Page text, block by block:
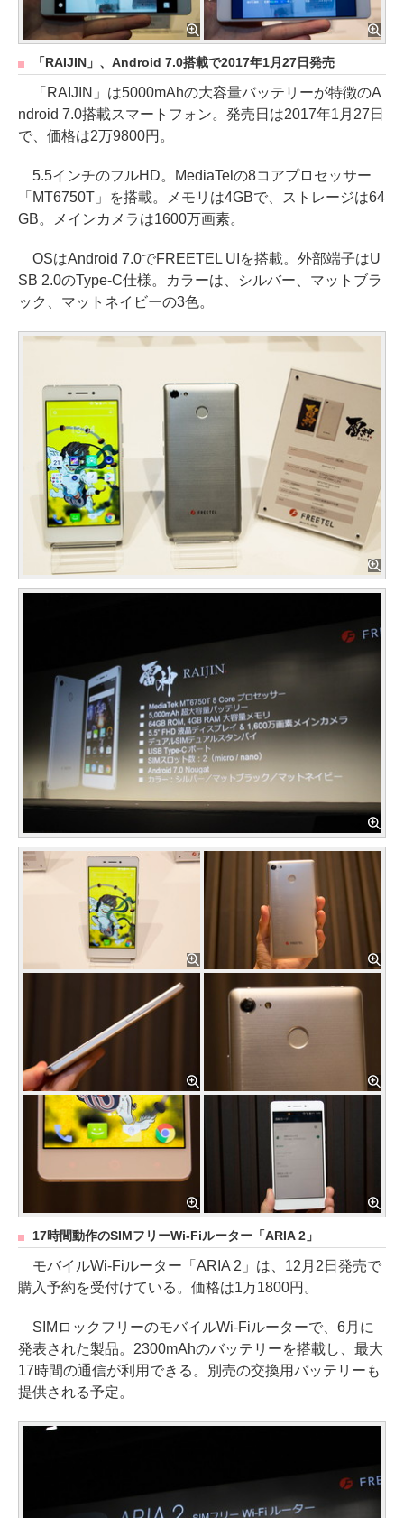
「RAIJIN」、Android 7.0搭載で2017年1月27日発売
「RAIJIN」は5000mAhの大容量バッテリーが特徴のA
ndroid 7.0搭載スマートフォン。発売日は2017年1月27日
で、価格は2万9800円。
5.5インチのフルHD。MediaTelの8コアプロセッサー
「MT6750T」を搭載。メモリは4GBで、ストレージは64
GB。メインカメラは1600万画素。
OSはAndroid 7.0でFREETEL UIを搭載。外部端子はU
SB 2.0のType-C仕様。カラーは、シルバー、マットブラ
ック、マットネイビーの3色。
17時間動作のSIMフリーWi-Fiルーター「ARIA 2」
モバイルWi-Fiルーター「ARIA 2」は、12月2日発売で
購入予約を受付けている。価格は1万1800円。
SIMロックフリーのモバイルWi-Fiルーターで、6月に
発表された製品。2300mAhのバッテリーを搭載し、最大
17時間の通信が利用できる。別売の交換用バッテリーも
提供される予定。